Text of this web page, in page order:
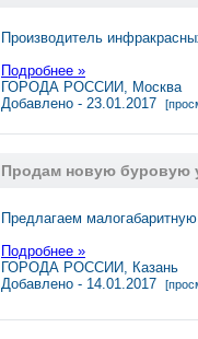
Производитель
Подробнее »
ГОРОДА РОССИИ, Москва
Добавлено - 23.01.2017
Продам новую буровую
Предлагаем
Подробнее »
ГОРОДА РОССИИ, Казань
Добавлено - 14.01.2017